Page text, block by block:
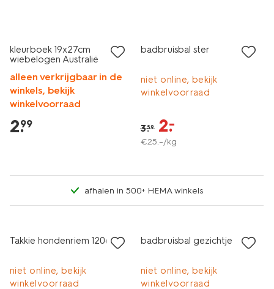
kleurboek 19x27cm
wiebelogen Australië
alleen verkrijgbaar in de
winkels, bekijk
winkelvoorraad
2.
99
badbruisbal ster
niet online, bekijk
winkelvoorraad
3.59 2.
–
€25.–/kg
afhalen in 500+ HEMA winkels
Takkie hondenriem 120cm
niet online, bekijk
winkelvoorraad
badbruisbal gezichtje
niet online, bekijk
winkelvoorraad